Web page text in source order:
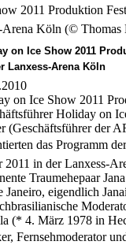
on Ice Show 2011
Lanxess-Arena Köln
on Ice Show 2011
Holiday on
(Geschäftsführer der
das Programm
2011 in der Lanxess-
Traumehepaar
Janeiro, eigendlich
(* 4. März 1978 in
Fernsehmoderator